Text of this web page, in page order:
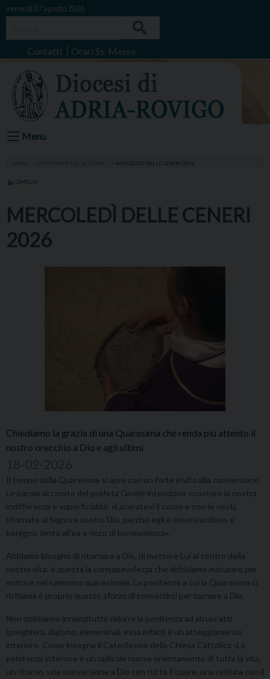
Skip
venerdì 07 agosto 2026
Contatti Orari Ss. Messe
Menu
HOME INTERVENTI DEL VESCOVO MERCOLEDÌ DELLE CENERI 2026
OMELIA
MERCOLEDÌ DELLE CENERI
2026
Chiediamo la grazia di una Quaresima che renda più attento il
nostro orecchio a Dio e agli ultimi
Il tempo della Quaresima si apre con un forte invito alla conversione.
Le parole accorate del profeta Gioele intendono scuotere la nostra
indifferenza e superficialità: «Laceratevi il cuore e non le vesti,
ritornate al Signore vostro Dio, perché egli è misericordioso e
benigno, lento all’ira e ricco di benevolenza».
Abbiamo bisogno di ritornare a Dio, di mettere Lui al centro della
nostra vita: è questa la consapevolezza che dobbiamo maturare per
entrare nel cammino quaresimale. La penitenza a cui la Quaresima ci
richiama è proprio questo sforzo di convertirci per tornare a Dio.
Non dobbiamo innanzitutto ridurre la penitenza ad alcuni atti
(preghiera, digiuno, elemosina), essa infatti è un atteggiamento
interiore. Come insegna il Catechismo della Chiesa Cattolica «La
penitenza interiore è un radicale nuovo orientamento di tutta la vita,
un ritorno, una conversione a Dio con tutto il cuore, una rottura con il